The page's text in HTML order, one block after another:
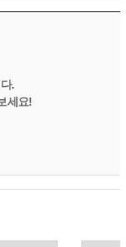
.
세요!